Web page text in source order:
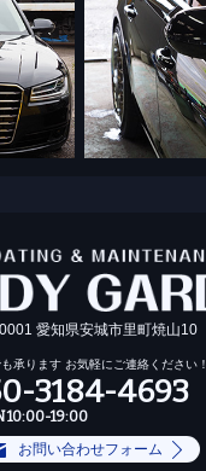
愛知県安城市里町焼山10
承ります お気軽にご連絡ください！
3184-4693
10:00-19:00
お問い合わせフォーム